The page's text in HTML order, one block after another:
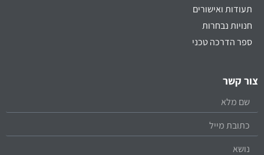
תעודות ואישורים
חנויות נבחרות
ספר הדרכה טכני
צור קשר